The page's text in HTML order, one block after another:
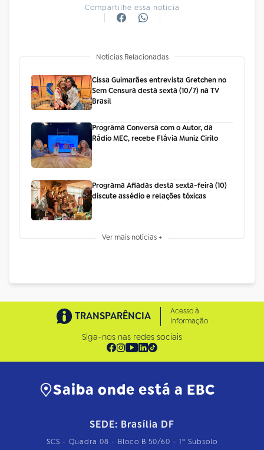
Compartilhe essa notícia
Notícias Relacionadas
Cissa Guimarães entrevista Gretchen no
Sem Censura desta sexta (10/7) na TV
Brasil
Programa Conversa com o Autor, da
Rádio MEC, recebe Flávia Muniz Cirilo
Programa Afiadas desta sexta-feira (10)
discute assédio e relações tóxicas
Ver mais notícias +
TRANSPARÊNCIA
Acesso à
Informação
Siga-nos nas redes sociais
Saiba onde está a EBC
SEDE: Brasília DF
SCS - Quadra 08 - Bloco B 50/60 - 1º Subsolo